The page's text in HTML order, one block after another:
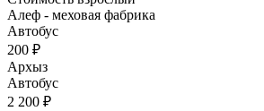
Алеф - меховая фабрика
Автобус
200 ₽
Архыз
Автобус
2 200 ₽